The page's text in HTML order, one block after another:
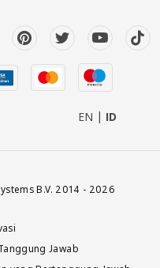
EN ID
B.V. 2014 - 2026
Jawab